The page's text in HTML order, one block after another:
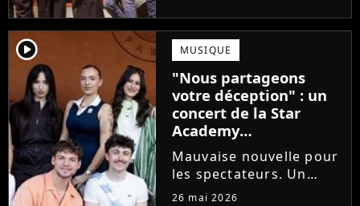
Ambre, une professeure
emblématique de la Star
Academy se positionne
pour enseigner le chant
aux...
player2 MUSIQUE
"Nous partageons
votre déception" : un
concert de la Star
Academy
définitivement annulé
Mauvaise nouvelle pour
les spectateurs. Un
concert de la Star
26 mai 2026